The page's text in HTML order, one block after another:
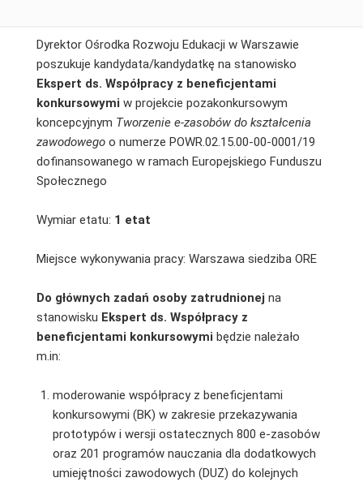
Dyrektor Ośrodka Rozwoju Edukacji w Warszawie
poszukuje kandydata/kandydatkę na stanowisko
Ekspert ds. Współpracy z beneficjentami
konkursowymi w projekcie pozakonkursowym
koncepcyjnym Tworzenie e-zasobów do kształcenia
zawodowego o numerze POWR.02.15.00-00-0001/19
dofinansowanego w ramach Europejskiego Funduszu
Społecznego
Wymiar etatu: 1 etat
Miejsce wykonywania pracy: Warszawa siedziba ORE
Do głównych zadań osoby zatrudnionej na
stanowisku Ekspert ds. Współpracy z
beneficjentami konkursowymi będzie należało
m.in:
moderowanie współpracy z beneficjentami
konkursowymi (BK) w zakresie przekazywania
prototypów i wersji ostatecznych 800 e-zasobów
oraz 201 programów nauczania dla dodatkowych
umiejętności zawodowych (DUZ) do kolejnych